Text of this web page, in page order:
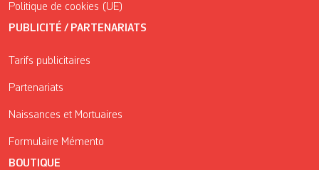
Politique de cookies (UE)
PUBLICITÉ / PARTENARIATS
Tarifs publicitaires
Partenariats
Naissances et Mortuaires
Formulaire Mémento
BOUTIQUE